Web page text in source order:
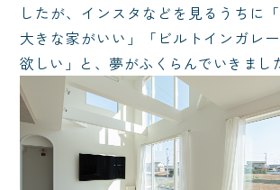
したが、インスタなどを見るうちに
大きな家がいい」「ビルトインガレ
欲しい」と、夢がふくらんでいきまし